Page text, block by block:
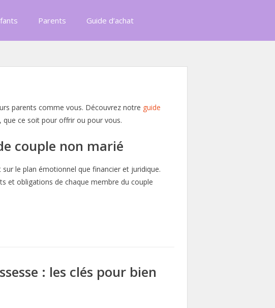
Parents Guide d’achat
parents comme vous. Découvrez notre guide
que ce soit pour offrir ou pour vous.
couple non marié
le plan émotionnel que financier et juridique.
et obligations de chaque membre du couple
: les clés pour bien